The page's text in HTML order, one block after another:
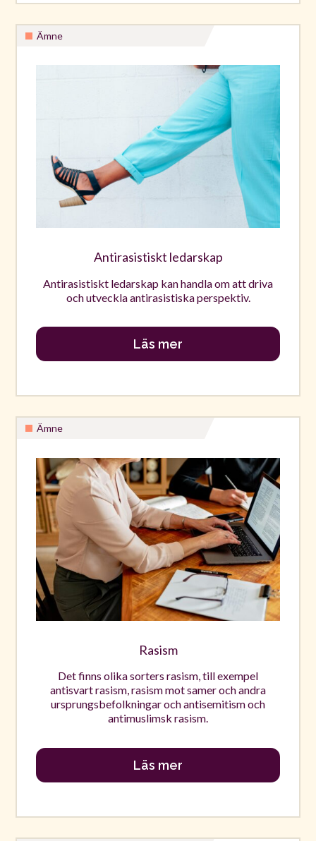
Ämne
Antirasistiskt ledarskap
Antirasistiskt ledarskap kan handla om att driva
och utveckla antirasistiska perspektiv.
Läs mer
Ämne
Rasism
Det finns olika sorters rasism, till exempel
antisvart rasism, rasism mot samer och andra
ursprungsbefolkningar och antisemitism och
antimuslimsk rasism.
Läs mer